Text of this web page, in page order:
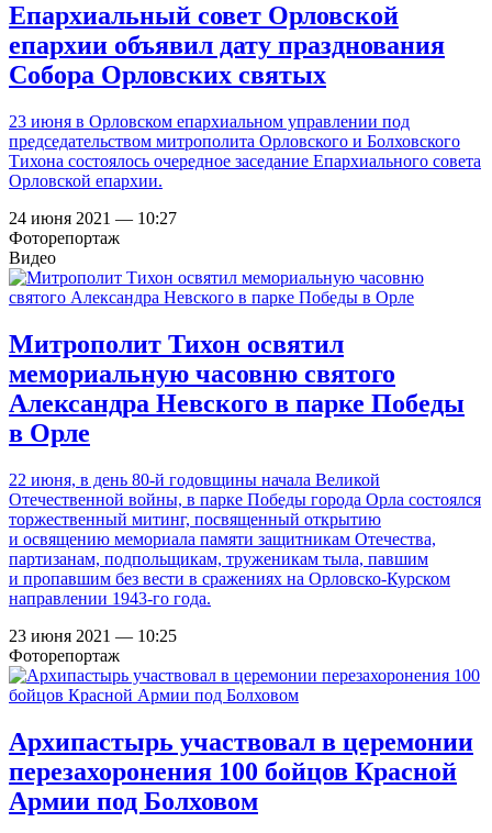
Епархиальный совет Орловской
епархии объявил дату празднования
Собора Орловских святых
23 июня в Орловском епархиальном управлении под
председательством митрополита Орловского и Болховского
Тихона состоялось очередное заседание Епархиального совета
Орловской епархии.
24 июня 2021 — 10:27
Фоторепортаж
Видео
Митрополит Тихон освятил
мемориальную часовню святого
Александра Невского в парке Победы
в Орле
22 июня, в день 80-й годовщины начала Великой
Отечественной войны, в парке Победы города Орла состоялся
торжественный митинг, посвященный открытию
и освящению мемориала памяти защитникам Отечества,
партизанам, подпольщикам, труженикам тыла, павшим
и пропавшим без вести в сражениях на Орловско-Курском
направлении 1943-го года.
23 июня 2021 — 10:25
Фоторепортаж
Архипастырь участвовал в церемонии
перезахоронения 100 бойцов Красной
Армии под Болховом